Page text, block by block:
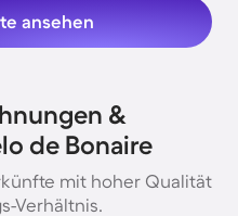
ansehen
&
de Bonaire
mit hoher Qualität
Verhältnis.